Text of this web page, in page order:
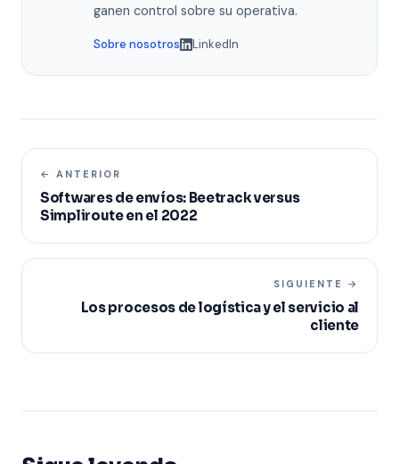
ganen control sobre su operativa.
Sobre nosotros LinkedIn
← ANTERIOR
Softwares de envíos: Beetrack versus
Simpliroute en el 2022
SIGUIENTE →
Los procesos de logística y el servicio al
cliente